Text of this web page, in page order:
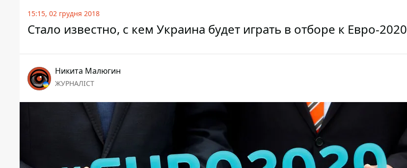
15:15, 02 грудня 2018
Стало известно, с кем Украина будет играть в отборе к Евро-2020
Никита Малюгин
ЖУРНАЛІСТ